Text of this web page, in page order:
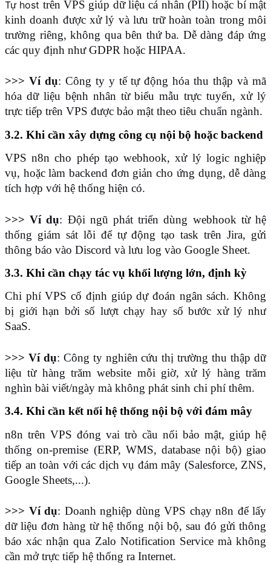
Tự host trên VPS giúp dữ liệu cá nhân (PII) hoặc bí mật
kinh doanh được xử lý và lưu trữ hoàn toàn trong môi
trường riêng, không qua bên thứ ba. Dễ dàng đáp ứng
các quy định như GDPR hoặc HIPAA.
>>> Ví dụ: Công ty y tế tự động hóa thu thập và mã
hóa dữ liệu bệnh nhân từ biểu mẫu trực tuyến, xử lý
trực tiếp trên VPS được bảo mật theo tiêu chuẩn ngành.
3.2. Khi cần xây dựng công cụ nội bộ hoặc backend
VPS n8n cho phép tạo webhook, xử lý logic nghiệp
vụ, hoặc làm backend đơn giản cho ứng dụng, dễ dàng
tích hợp với hệ thống hiện có.
>>> Ví dụ: Đội ngũ phát triển dùng webhook từ hệ
thống giám sát lỗi để tự động tạo task trên Jira, gửi
thông báo vào Discord và lưu log vào Google Sheet.
3.3. Khi cần chạy tác vụ khối lượng lớn, định kỳ
Chi phí VPS cố định giúp dự đoán ngân sách. Không
bị giới hạn bởi số lượt chạy hay số bước xử lý như
SaaS.
>>> Ví dụ: Công ty nghiên cứu thị trường thu thập dữ
liệu từ hàng trăm website mỗi giờ, xử lý hàng trăm
nghìn bài viết/ngày mà không phát sinh chi phí thêm.
3.4. Khi cần kết nối hệ thống nội bộ với đám mây
n8n trên VPS đóng vai trò cầu nối bảo mật, giúp hệ
thống on-premise (ERP, WMS, database nội bộ) giao
tiếp an toàn với các dịch vụ đám mây (Salesforce, ZNS,
Google Sheets,...).
>>> Ví dụ: Doanh nghiệp dùng VPS chạy n8n để lấy
dữ liệu đơn hàng từ hệ thống nội bộ, sau đó gửi thông
báo xác nhận qua Zalo Notification Service mà không
cần mở trực tiếp hệ thống ra Internet.